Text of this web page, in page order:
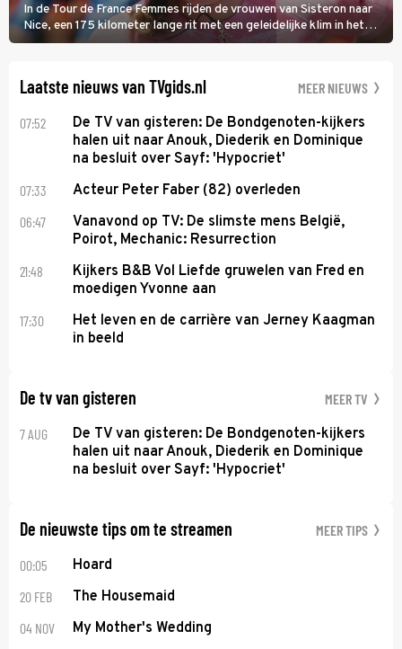
In de Tour de France Femmes rijden de vrouwen van Sisteron naar
Nice, een 175 kilometer lange rit met een geleidelijke klim in het
midden. Dat is mogelijk niet de zwaarste hindernis, dat is de
Laatste nieuws van TVgids.nl MEER NIEUWS
07:52
De TV van gisteren: De Bondgenoten-kijkers
halen uit naar Anouk, Diederik en Dominique
na besluit over Sayf: 'Hypocriet'
07:33 Acteur Peter Faber (82) overleden
06:47
Vanavond op TV: De slimste mens België,
Poirot, Mechanic: Resurrection
21:48
Kijkers B&B Vol Liefde gruwelen van Fred en
moedigen Yvonne aan
17:30
Het leven en de carrière van Jerney Kaagman
in beeld
De tv van gisteren MEER TV
7 AUG
De TV van gisteren: De Bondgenoten-kijkers
halen uit naar Anouk, Diederik en Dominique
na besluit over Sayf: 'Hypocriet'
De nieuwste tips om te streamen MEER TIPS
00:05 Hoard
20 FEB The Housemaid
04 NOV My Mother's Wedding